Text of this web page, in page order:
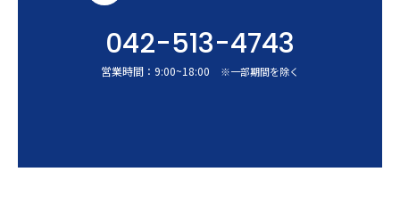
042-513-4743
営業時間： 9:00~18:00 ※一部期間を除く